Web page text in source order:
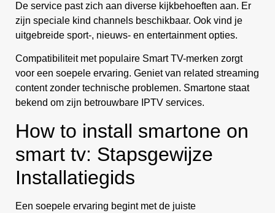
De service past zich aan diverse kijkbehoeften aan. Er
zijn speciale kind channels beschikbaar. Ook vind je
uitgebreide sport-, nieuws- en entertainment opties.
Compatibiliteit met populaire Smart TV-merken zorgt
voor een soepele ervaring. Geniet van related streaming
content zonder technische problemen. Smartone staat
bekend om zijn betrouwbare IPTV services.
How to install smartone on
smart tv: Stapsgewijze
Installatiegids
Een soepele ervaring begint met de juiste